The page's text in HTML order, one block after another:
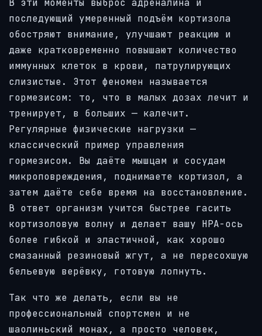
В эти моменты выброс адреналина и
последующий умеренный подъём кортизола
обостряют внимание, улучшают реакцию и
даже кратковременно повышают количество
иммунных клеток в крови, патрулирующих
слизистые. Этот феномен называется
гормезисом: то, что в малых дозах лечит и
тренирует, в больших — калечит.
Регулярные физические нагрузки —
классический пример управления
гормезисом. Вы даёте мышцам и сосудам
микроповреждения, поднимаете кортизол, а
затем даёте себе время на восстановление.
В ответ организм учится быстрее гасить
кортизоловую волну и делает вашу HPA-ось
более гибкой и эластичной, как хорошо
смазанный резиновый жгут, а не пересохшую
бельевую верёвку, готовую лопнуть.
Так что же делать, если вы не
профессиональный спортсмен и не
шаолиньский монах, а просто человек,